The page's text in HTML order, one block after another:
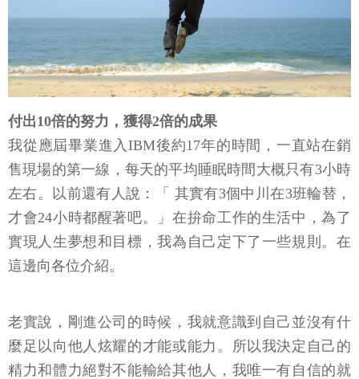
付出10倍的努力，獲得2倍的成果
我從應屆畢業進入IBM後約17年的時間，一直站在銷
售現場的第一線，每天的平均睡眠時間大概只有3小時
左右。以前還有人說：「 其實有3個中川在3班輪替，
才會24小時都醒著吧。」在拚命工作的生活中，為了
實現人生夢想和目標，我為自己定下了一些規則。在
這邊向各位介紹。
老實說，剛進公司的時候，我就意識到自己並沒有什
麼足以向他人炫耀的才能或能力。所以我決定自己的
精力和體力絕對不能輸給其他人，我唯一有自信的就